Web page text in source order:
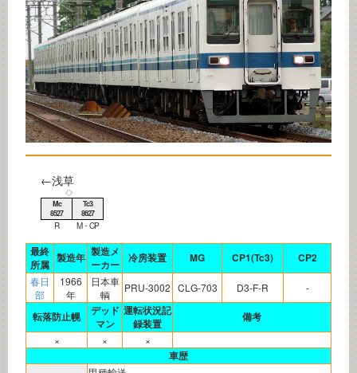
←浅草
◇
Mc
8527
Tc3
8627
R M・CP
最終
所属 製造年 製造メ
ーカー
冷房装置 MG CP1(Tc3) CP2
春日
部
1966
年
日本車
輌
PRU-3002 CLG-703 D3-F-R -
転落防止幌
デッド
マン
運転状況記
録装置
備考
× × ×
車歴